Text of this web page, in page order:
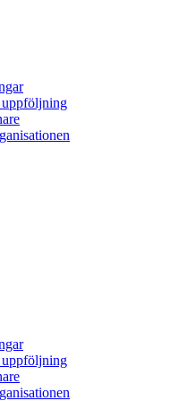
uppföljning
uppföljning